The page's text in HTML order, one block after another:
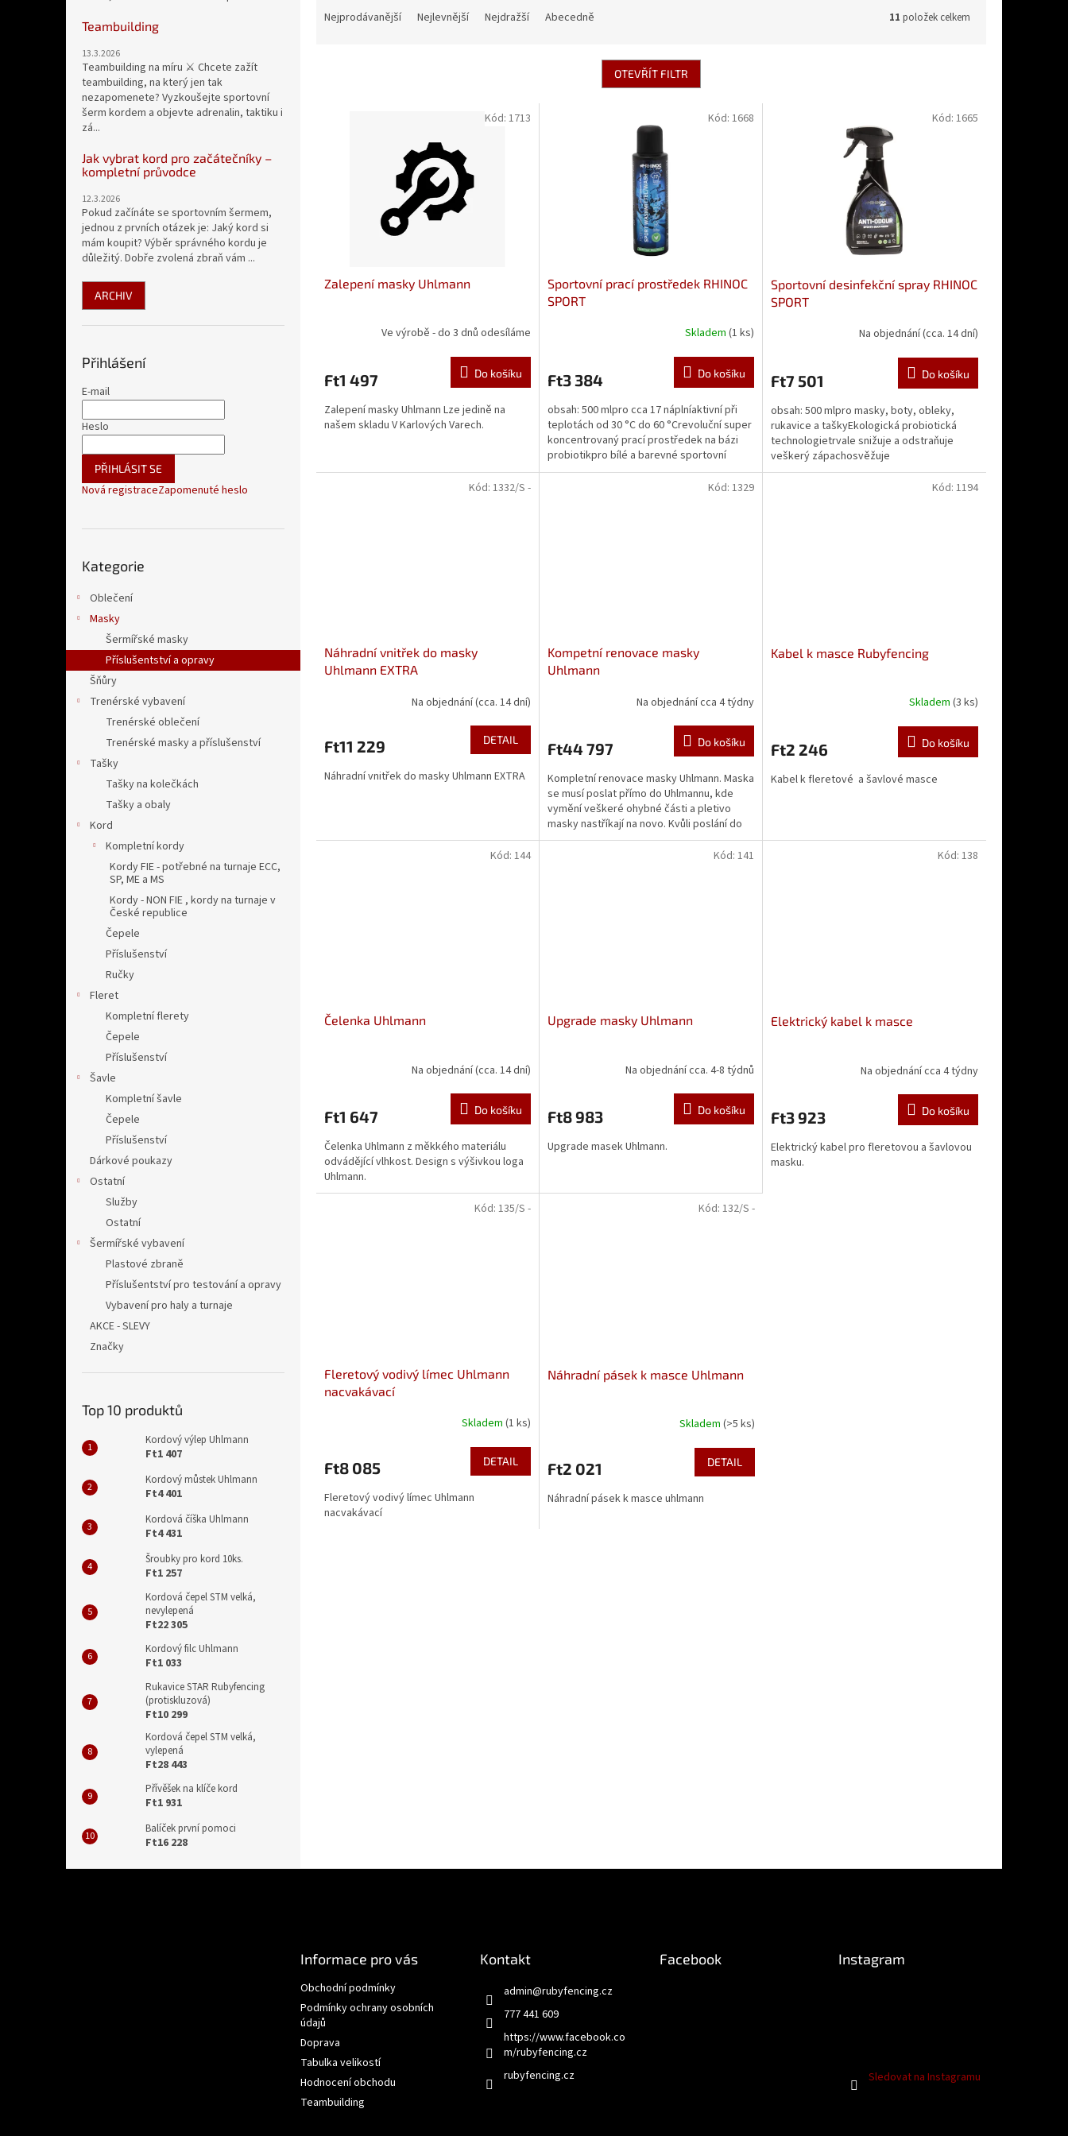
Teambuilding
13.3.2026
Teambuilding na míru ⚔️ Chcete zažít
teambuilding, na který jen tak
nezapomenete? Vyzkoušejte sportovní
šerm kordem a objevte adrenalin, taktiku i
zá...
Jak vybrat kord pro začátečníky –
kompletní průvodce
12.3.2026
Pokud začínáte se sportovním šermem,
jednou z prvních otázek je: Jaký kord si
mám koupit? Výběr správného kordu je
důležitý. Dobře zvolená zbraň vám ...
ARCHIV
Přihlášení
E-mail
Heslo
PŘIHLÁSIT SE
Nová registraceZapomenuté heslo
kategorie
Kategorie
Oblečení
Masky
Šermířské masky
Příslušentství a opravy
Šňůry
Trenérské vybavení
Trenérské oblečení
Trenérské masky a příslušenství
Tašky
Tašky na kolečkách
Tašky a obaly
Kord
Kompletní kordy
Kordy FIE - potřebné na turnaje ECC,
SP, ME a MS
Kordy - NON FIE , kordy na turnaje v
České republice
Čepele
Příslušenství
Ručky
Fleret
Kompletní flerety
Čepele
Příslušenství
Šavle
Kompletní šavle
Čepele
Příslušenství
Dárkové poukazy
Ostatní
Služby
Ostatní
Šermířské vybavení
Plastové zbraně
Příslušentství pro testování a opravy
Vybavení pro haly a turnaje
AKCE - SLEVY
Značky
Top 10 produktů
Kordový výlep Uhlmann
Ft1 407
Kordový můstek Uhlmann
Ft4 401
Kordová číška Uhlmann
Ft4 431
Šroubky pro kord 10ks.
Ft1 257
Kordová čepel STM velká,
nevylepená
Ft22 305
Kordový filc Uhlmann
Ft1 033
Rukavice STAR Rubyfencing
(protiskluzová)
Ft10 299
Kordová čepel STM velká,
vylepená
Ft28 443
Přívěšek na klíče kord
Ft1 931
Balíček první pomoci
Ft16 228
Nejprodávanější Nejlevnější Nejdražší Abecedně 11 položek celkem
OTEVŘÍT FILTR
Zalepení masky Uhlmann
Ve výrobě - do 3 dnů odesíláme
Ft1 497 Do košíku
Zalepení masky Uhlmann Lze jedině na
našem skladu V Karlových Varech.
Kód: 1713
Sportovní prací prostředek RHINOC
SPORT
Skladem (1 ks)
Ft3 384 Do košíku
obsah: 500 mlpro cca 17 náplníaktivní při
teplotách od 30 °C do 60 °Crevoluční super
koncentrovaný prací prostředek na bázi
probiotikpro bílé a barevné sportovní
tkaniny
Kód: 1668
Sportovní desinfekční spray RHINOC
SPORT
Na objednání (cca. 14 dní)
Ft7 501 Do košíku
obsah: 500 mlpro masky, boty, obleky,
rukavice a taškyEkologická probiotická
technologietrvale snižuje a odstraňuje
veškerý zápachosvěžuje
vybavenízanechává neutrální a...
Kód: 1665
Náhradní vnitřek do masky
Uhlmann EXTRA
Na objednání (cca. 14 dní)
Ft11 229 DETAIL
Náhradní vnitřek do masky Uhlmann EXTRA
Kód: 1332/S -
Kompetní renovace masky
Uhlmann
Na objednání cca 4 týdny
Ft44 797 Do košíku
Kompletní renovace masky Uhlmann. Maska
se musí poslat přímo do Uhlmannu, kde
vymění veškeré ohybné části a pletivo
masky nastříkají na novo. Kvůli poslání do
Německa se může...
Kód: 1329
Kabel k masce Rubyfencing
Skladem (3 ks)
Ft2 246 Do košíku
Kabel k fleretové a šavlové masce
Kód: 1194
Čelenka Uhlmann
Na objednání (cca. 14 dní)
Ft1 647 Do košíku
Čelenka Uhlmann z měkkého materiálu
odvádějící vlhkost. Design s výšivkou loga
Uhlmann.
Kód: 144
Upgrade masky Uhlmann
Na objednání cca. 4-8 týdnů
Ft8 983 Do košíku
Upgrade masek Uhlmann.
Kód: 141
Elektrický kabel k masce
Na objednání cca 4 týdny
Ft3 923 Do košíku
Elektrický kabel pro fleretovou a šavlovou
masku.
Kód: 138
Fleretový vodivý límec Uhlmann
nacvakávací
Skladem (1 ks)
Ft8 085 DETAIL
Fleretový vodivý límec Uhlmann
nacvakávací
Kód: 135/S -
Náhradní pásek k masce Uhlmann
Skladem (>5 ks)
Ft2 021 DETAIL
Náhradní pásek k masce uhlmann
Kód: 132/S -
Informace pro vás
Obchodní podmínky
Podmínky ochrany osobních
údajů
Doprava
Tabulka velikostí
Hodnocení obchodu
Teambuilding
Kontakt
admin@rubyfencing.cz
777 441 609
https://www.facebook.co
m/rubyfencing.cz
rubyfencing.cz
Facebook Instagram
Sledovat na Instagramu